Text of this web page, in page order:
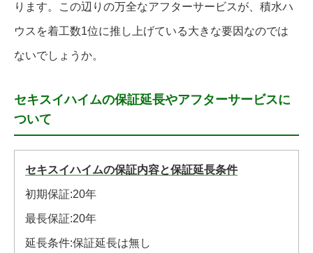
ります。この辺りの万全なアフターサービスが、積水ハ
ウスを着工数1位に推し上げている大きな要因なのでは
ないでしょうか。
セキスイハイムの保証延長やアフターサービスに
ついて
セキスイハイムの保証内容と保証延長条件
初期保証:20年
最長保証:20年
延長条件:保証延長は無し